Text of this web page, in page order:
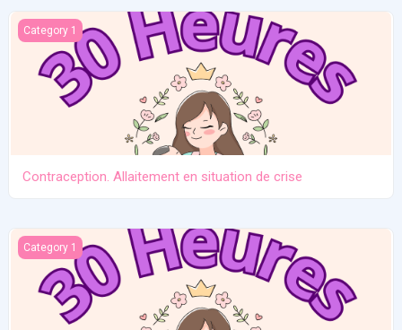
Contraception. Allaitement en situation de crise
Category 1
Contraception. Allaitement en situation de crise
Allaitement travail et séparation
Category 1